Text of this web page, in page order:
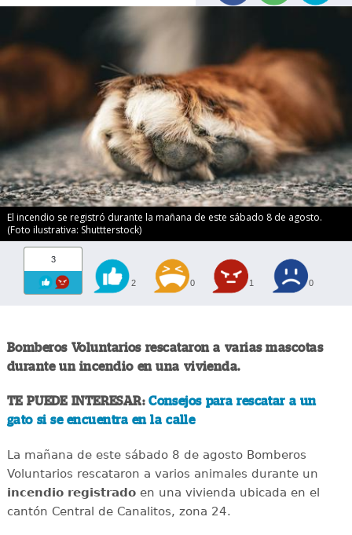
El incendio se registró durante la mañana de este sábado 8 de agosto.
(Foto ilustrativa: Shuttterstock)
3
2 0 1 0
Bomberos Voluntarios rescataron a varias mascotas
durante un incendio en una vivienda.
TE PUEDE INTERESAR:Consejos para rescatar a un
gato si se encuentra en la calle
La mañana de este sábado 8 de agosto Bomberos
Voluntarios rescataron a varios animales durante un
incendio registradoen una vivienda ubicada en el
cantón Central de Canalitos, zona 24.